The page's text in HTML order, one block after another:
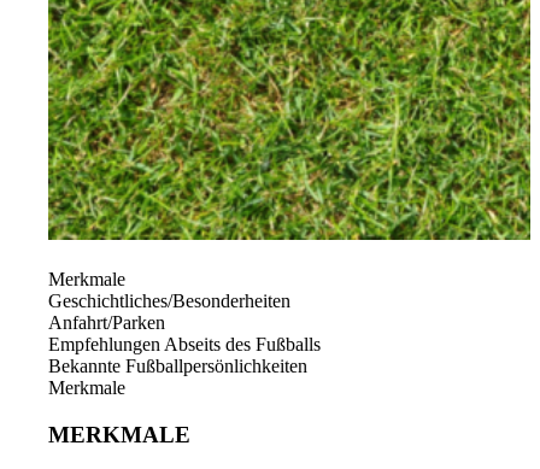
Merkmale
Geschichtliches/Besonderheiten
Anfahrt/Parken
Empfehlungen Abseits des Fußballs
Bekannte Fußballpersönlichkeiten
Merkmale
MERKMALE